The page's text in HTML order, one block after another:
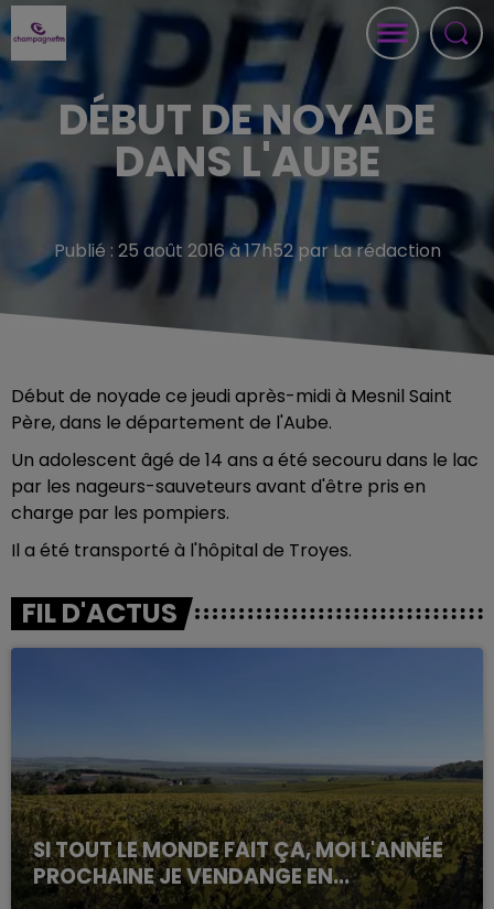
DÉBUT DE NOYADE
DANS L'AUBE
Publié : 25 août 2016 à 17h52 par La rédaction
Début de noyade ce jeudi après-midi à Mesnil Saint
Père, dans le département de l'Aube.
Un adolescent âgé de 14 ans a été secouru dans le lac
par les nageurs-sauveteurs avant d'être pris en
charge par les pompiers.
Il a été transporté à l'hôpital de Troyes.
FIL D'ACTUS
SI TOUT LE MONDE FAIT ÇA, MOI L'ANNÉE
PROCHAINE JE VENDANGE EN...
La vendange en Champagne a débuté ce jeudi 6